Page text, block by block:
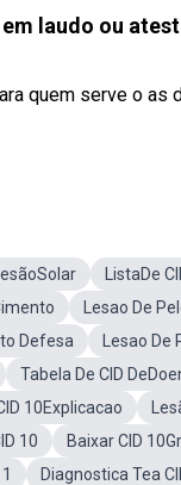
laudo ou
quem serve o as
ListaDe
Lesao De
Defesa
Lesao
Tabela De CID
10Explicacao
10 Baixar CID
Diagnostica Tea